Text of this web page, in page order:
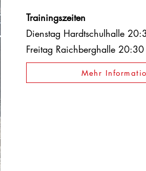
Trainingszeiten
Dienstag Hardtschulhalle
Freitag Raichberghalle
Mehr